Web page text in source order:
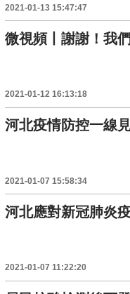
2021-01-13 15:47:47
微視頻丨謝謝！我
2021-01-12 16:13:18
河北疫情防控一線
2021-01-07 15:58:34
河北應對新冠肺炎
2021-01-07 11:22:20